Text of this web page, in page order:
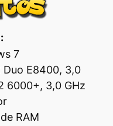
7
E8400, 3,0
6000+, 3,0 GHz
RAM